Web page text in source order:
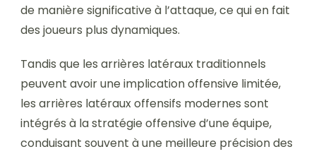
de manière significative à l’attaque, ce qui en fait
des joueurs plus dynamiques.
Tandis que les arrières latéraux traditionnels
peuvent avoir une implication offensive limitée,
les arrières latéraux offensifs modernes sont
intégrés à la stratégie offensive d’une équipe,
conduisant souvent à une meilleure précision des